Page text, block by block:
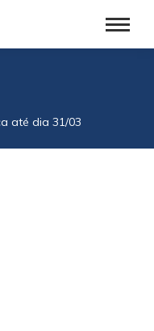
até dia 31/03